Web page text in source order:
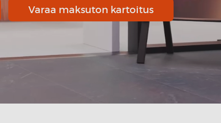
Varaa maksuton kartoitus